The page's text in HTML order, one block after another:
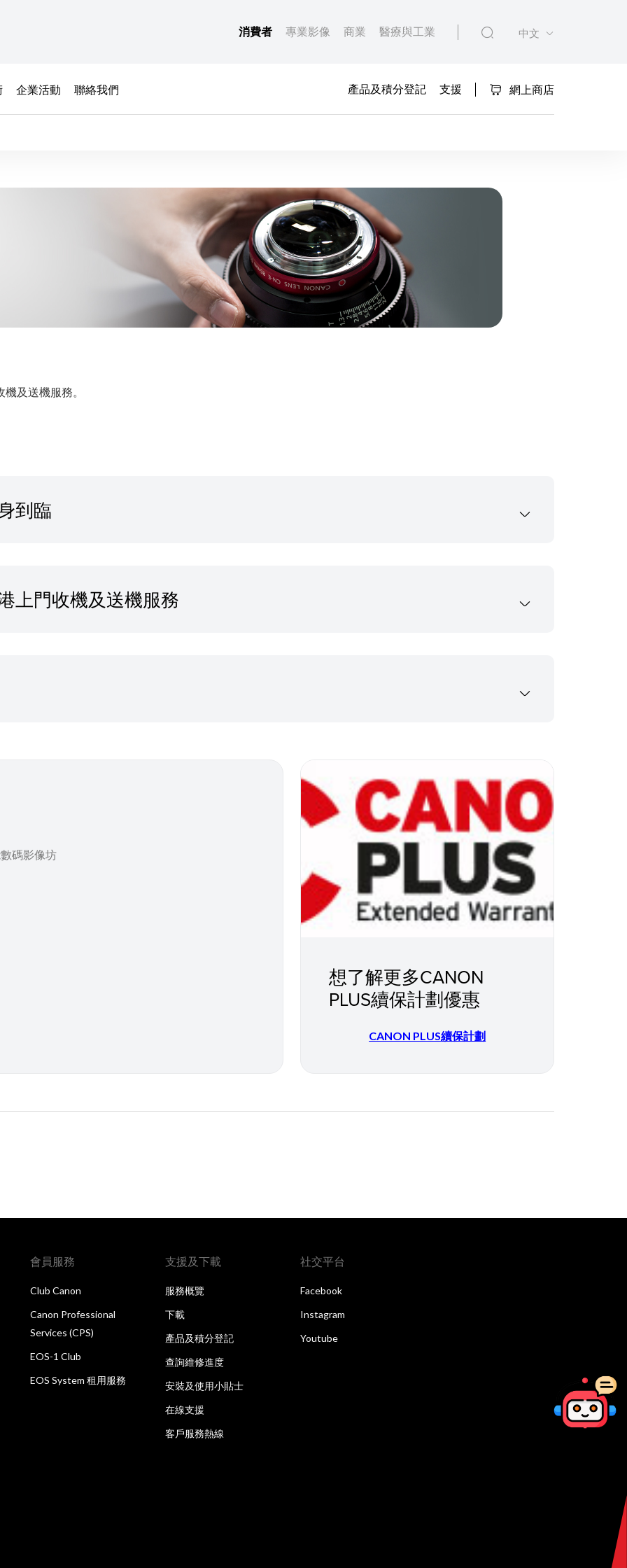
消費者 專業影像 商業 醫療與工業 中文
企業活動 聯絡我們 產品及積分登記 支援 網上商店
及送機服務。
到臨
上門收機及送機服務
碼影像坊
想了解更多CANON
PLUS續保計劃優惠
CANON PLUS續保計劃
會員服務
Club Canon
Canon Professional
Services (CPS)
EOS-1 Club
EOS System 租用服務
支援及下載
服務概覽
下載
產品及積分登記
查詢維修進度
安裝及使用小貼士
在線支援
客戶服務熱線
社交平台
Facebook
Instagram
Youtube